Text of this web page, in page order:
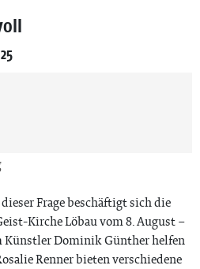
Frage beschäftigt sich die
Kirche Löbau vom 8. August –
Künstler Dominik Günther helfen
Renner bieten verschiedene